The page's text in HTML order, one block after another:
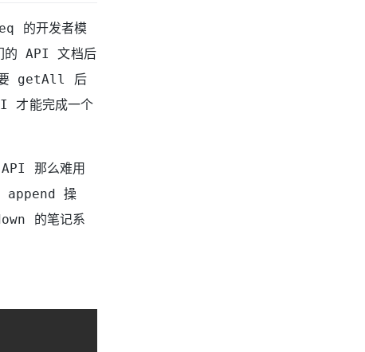
的开发者模
的 API 文档后
要 getAll 后
才能完成一个
那么难用
append 操
的笔记系